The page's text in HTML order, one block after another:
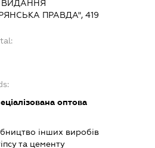
ВИДАННЯ
ПРАВДА", 419
оптова
інших виробів
та цементу